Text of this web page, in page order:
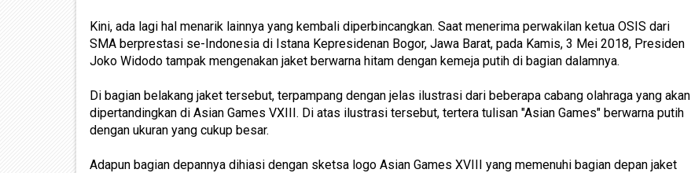
Kini, ada lagi hal menarik lainnya yang kembali diperbincangkan. Saat menerima perwakilan ketua OSIS dari
SMA berprestasi se-Indonesia di Istana Kepresidenan Bogor, Jawa Barat, pada Kamis, 3 Mei 2018, Presiden
Joko Widodo tampak mengenakan jaket berwarna hitam dengan kemeja putih di bagian dalamnya.
Di bagian belakang jaket tersebut, terpampang dengan jelas ilustrasi dari beberapa cabang olahraga yang akan
dipertandingkan di Asian Games VXIII. Di atas ilustrasi tersebut, tertera tulisan "Asian Games" berwarna putih
dengan ukuran yang cukup besar.
Adapun bagian depannya dihiasi dengan sketsa logo Asian Games XVIII yang memenuhi bagian depan jaket